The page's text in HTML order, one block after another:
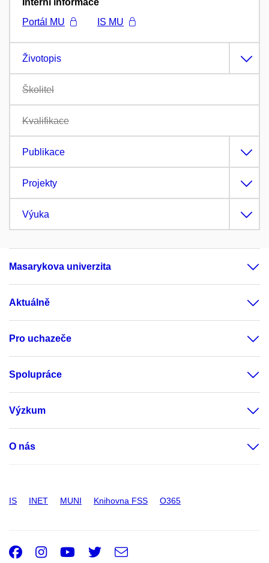
Portál MU
IS MU
Životopis
Školitel
Kvalifikace
Publikace
Projekty
Výuka
Masarykova univerzita
Aktuálně
Pro uchazeče
Spolupráce
Výzkum
O nás
IS INET MUNI Knihovna FSS O365
Facebook
Instagram
Youtube
Twitter
e-